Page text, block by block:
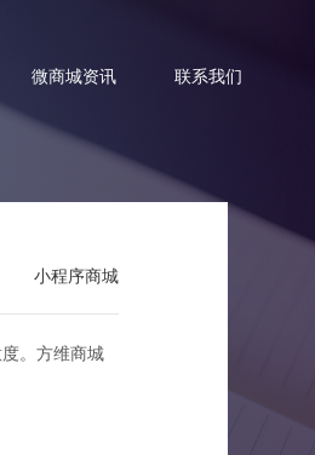
微商城资讯 联系我们
小程序商城
。方维商城